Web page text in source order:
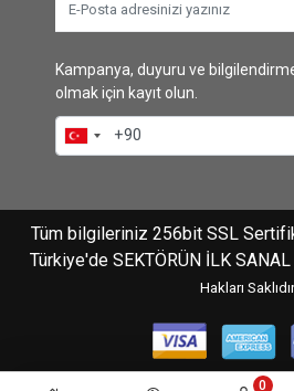
Kampanya, duyuru ve
olmak için kayıt olun.
Tüm bilgileriniz 256bit SSL
Türkiye'de SEKTÖRÜN İLK
Hakları Saklıdır
0